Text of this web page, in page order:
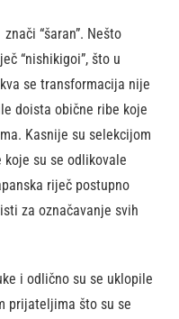
“šaran”. Nešto
“nishikigoi”, što u
se transformacija nije
doista obične ribe koje
Kasnije su selekcijom
su se odlikovale
riječ postupno
za označavanje svih
i odlično su se uklopile
prijateljima što su se